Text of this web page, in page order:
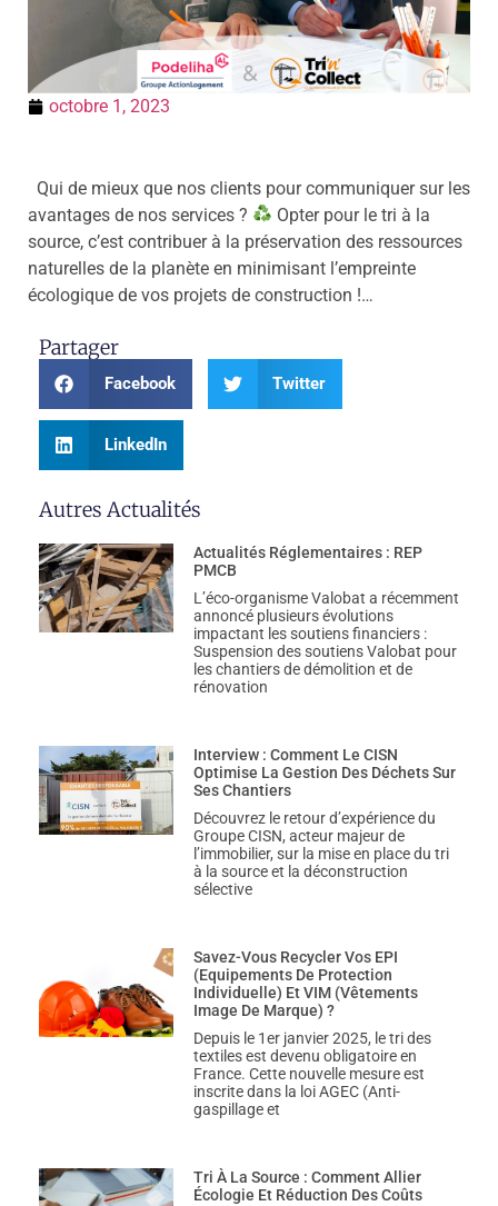
octobre 1, 2023
Qui de mieux que nos clients pour communiquer sur les
avantages de nos services ?
Opter pour le tri à la
source, c’est contribuer à la préservation des ressources
naturelles de la planète en minimisant l’empreinte
écologique de vos projets de construction !…
Partager
Facebook Twitter
LinkedIn
Autres Actualités
Actualités Réglementaires : REP
PMCB
L’éco-organisme Valobat a récemment
annoncé plusieurs évolutions
impactant les soutiens financiers :
Suspension des soutiens Valobat pour
les chantiers de démolition et de
rénovation
Interview : Comment Le CISN
Optimise La Gestion Des Déchets Sur
Ses Chantiers
Découvrez le retour d’expérience du
Groupe CISN, acteur majeur de
l’immobilier, sur la mise en place du tri
à la source et la déconstruction
sélective
Savez-Vous Recycler Vos EPI
(Equipements De Protection
Individuelle) Et VIM (Vêtements
Image De Marque) ?
Depuis le 1er janvier 2025, le tri des
textiles est devenu obligatoire en
France. Cette nouvelle mesure est
inscrite dans la loi AGEC (Anti-
gaspillage et
Tri À La Source : Comment Allier
Écologie Et Réduction Des Coûts